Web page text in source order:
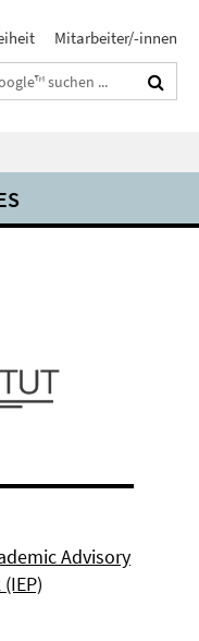
Mitarbeiter/-innen
Advisory